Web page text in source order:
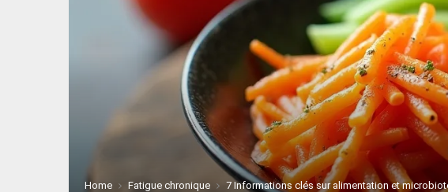
Home Fatigue chronique 7 Informations clés sur alimentation et